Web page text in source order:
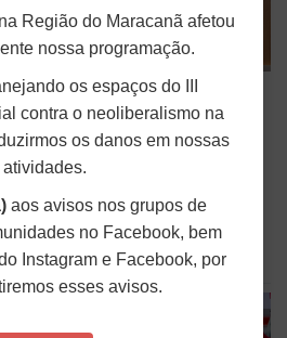
levantamento sobre
das seções sindicais
nessa segunda-feira
2026 solicitando às seções
e custos eleitorais. O
os estudos...
Região do Maracanã afetou
nossa programação.
os espaços do III
contra o neoliberalismo na
os danos em nossas
atividades.
aos avisos nos grupos de
no Facebook, bem
Instagram e Facebook, por
esses avisos.